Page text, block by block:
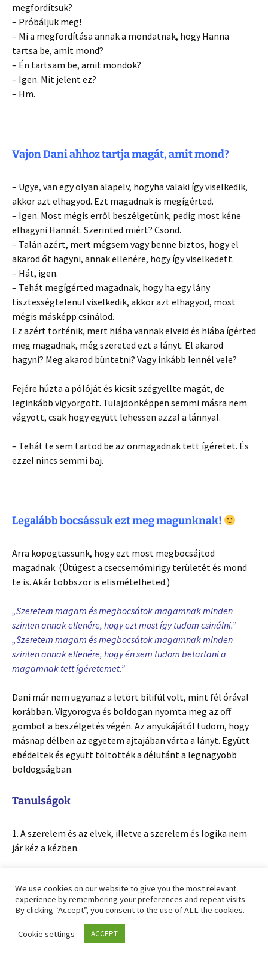
megfordítsuk?
– Próbáljuk meg!
– Mi a megfordítása annak a mondatnak, hogy Hanna
tartsa be, amit mond?
– Én tartsam be, amit mondok?
– Igen. Mit jelent ez?
– Hm.
Vajon Dani ahhoz tartja magát, amit mond?
– Ugye, van egy olyan alapelv, hogyha valaki így viselkedik,
akkor azt elhagyod. Ezt magadnak is megígérted.
– Igen. Most mégis erről beszélgetünk, pedig most kéne
elhagyni Hannát. Szerinted miért? Csönd.
– Talán azért, mert mégsem vagy benne biztos, hogy el
akarod őt hagyni, annak ellenére, hogy így viselkedett.
– Hát, igen.
– Tehát megígérted magadnak, hogy ha egy lány
tisztességtelenül viselkedik, akkor azt elhagyod, most
mégis másképp csinálod.
Ez azért történik, mert hiába vannak elveid és hiába ígérted
meg magadnak, még szereted ezt a lányt. El akarod
hagyni? Meg akarod büntetni? Vagy inkább lennél vele?
Fejére húzta a pólóját és kicsit szégyellte magát, de
leginkább vigyorgott. Tulajdonképpen semmi másra nem
vágyott, csak hogy együtt lehessen azzal a lánnyal.
– Tehát te sem tartod be az önmagadnak tett ígéretet. És
ezzel nincs semmi baj.
Legalább bocsássuk ezt meg magunknak!
Arra kopogtassunk, hogy ezt most megbocsájtod
magadnak. (Ütügest a csecsemőmirigy területét és mond
te is. Akár többször is elismételheted.)
„Szeretem magam és megbocsátok magamnak minden
szinten annak ellenére, hogy ezt most így tudom csinálni.”
„Szeretem magam és megbocsátok magamnak minden
szinten annak ellenére, hogy én sem tudom betartani a
magamnak tett ígéretemet.”
Dani már nem ugyanaz a letört bilifül volt, mint fél órával
korábban. Vigyorogva és boldogan nyomta meg az off
gombot a beszélgetés végén. Az anyukájától tudom, hogy
másnap délben az egyetem ajtajában várta a lányt. Együtt
ebédeltek és együtt töltötték a délutánt a legnagyobb
boldogságban.
Tanulságok
1. A szerelem és az elvek, illetve a szerelem és logika nem
jár kéz a kézben.
megvilágítani a helyzetet.
ügyes módszert. (Mi Byron Katie – Négy kérdés módszerét
We use cookies on our website to give you the most relevant
experience by remembering your preferences and repeat visits.
By clicking “Accept”, you consent to the use of ALL the cookies.
Cookie settings ACCEPT